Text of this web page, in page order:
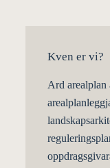
Kven er vi?
Ard arealplan